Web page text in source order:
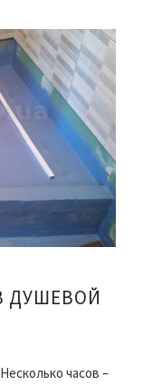
ДУШЕВОЙ
часов –